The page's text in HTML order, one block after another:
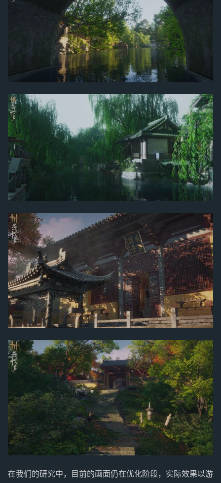
在我们的研究中，目前的画面仍在优化阶段，实际效果以游